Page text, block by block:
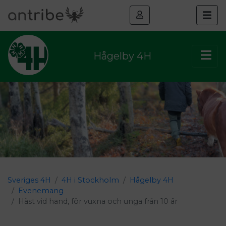
Hågelby 4H
Sveriges 4H 4H i Stockholm
Hågelby 4H
Evenemang
Häst vid hand, för vuxna och unga från 10 år